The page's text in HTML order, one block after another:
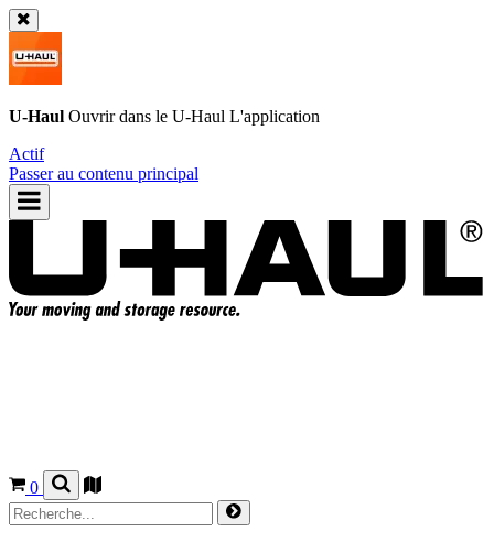
U-Haul Ouvrir dans le U-Haul L'application
Actif
Passer au contenu principal
0